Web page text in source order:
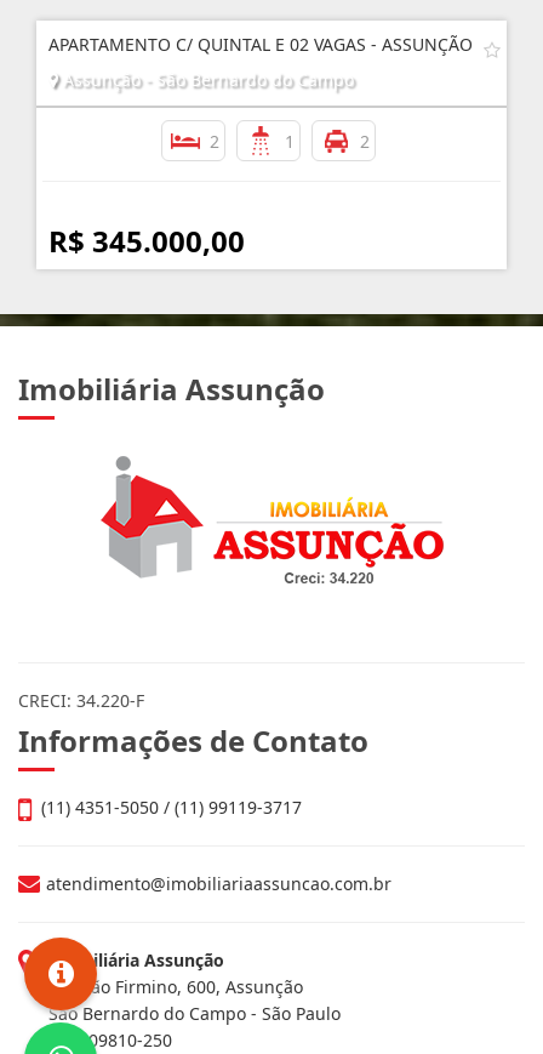
APARTAMENTO C/ QUINTAL E 02 VAGAS - ASSUNÇÃO
Assunção - São Bernardo do Campo
2 1 2
R$ 345.000,00
Imobiliária Assunção
CRECI: 34.220-F
Informações de Contato
(11) 4351-5050 / (11) 99119-3717
atendimento@imobiliariaassuncao.com.br
Imobiliária Assunção
Av. João Firmino, 600, Assunção
São Bernardo do Campo - São Paulo
CEP: 09810-250